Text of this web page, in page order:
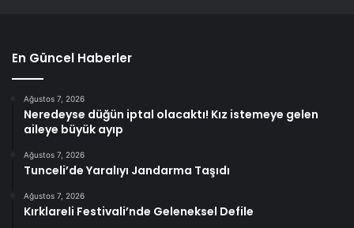
En Güncel Haberler
Ağustos 7, 2026
Neredeyse düğün iptal olacaktı! Kız istemeye gelen
aileye büyük ayıp
Ağustos 7, 2026
Tunceli’de Yaralıyı Jandarma Taşıdı
Ağustos 7, 2026
Kırklareli Festivali’nde Geleneksel Defile